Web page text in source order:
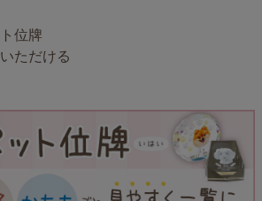
位牌
ただける